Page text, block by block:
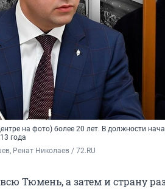
на фото) более 20 лет. В должности
года
Ренат Николаев / 72.RU
Тюмень, а затем и страну